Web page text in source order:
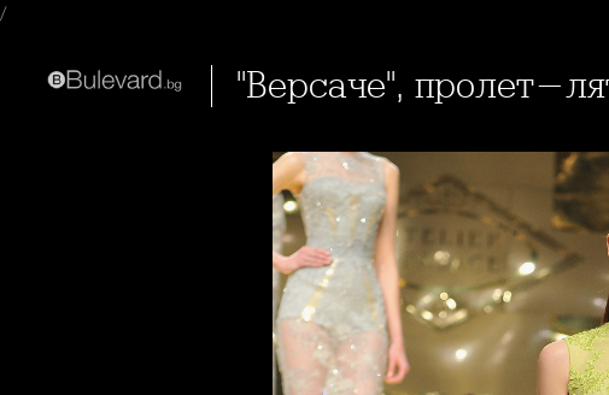
/
"Версаче", пролет-